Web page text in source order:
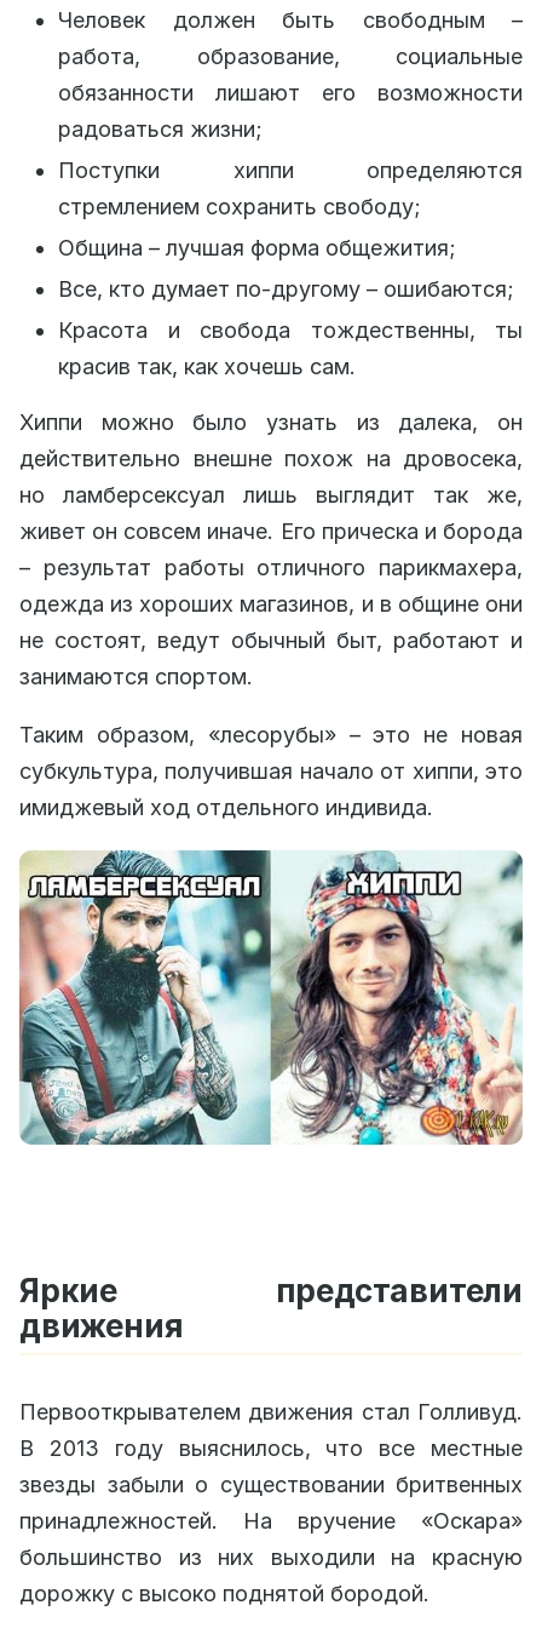
Человек должен быть свободным –
работа, образование, социальные
обязанности лишают его возможности
радоваться жизни;
Поступки хиппи определяются
стремлением сохранить свободу;
Община – лучшая форма общежития;
Все, кто думает по-другому – ошибаются;
Красота и свобода тождественны, ты
красив так, как хочешь сам.
Хиппи можно было узнать из далека, он
действительно внешне похож на дровосека,
но ламберсексуал лишь выглядит так же,
живет он совсем иначе. Его прическа и борода
– результат работы отличного парикмахера,
одежда из хороших магазинов, и в общине они
не состоят, ведут обычный быт, работают и
занимаются спортом.
Таким образом, «лесорубы» – это не новая
субкультура, получившая начало от хиппи, это
имиджевый ход отдельного индивида.
Яркие представители
движения
Первооткрывателем движения стал Голливуд.
В 2013 году выяснилось, что все местные
звезды забыли о существовании бритвенных
принадлежностей. На вручение «Оскара»
большинство из них выходили на красную
дорожку с высоко поднятой бородой.